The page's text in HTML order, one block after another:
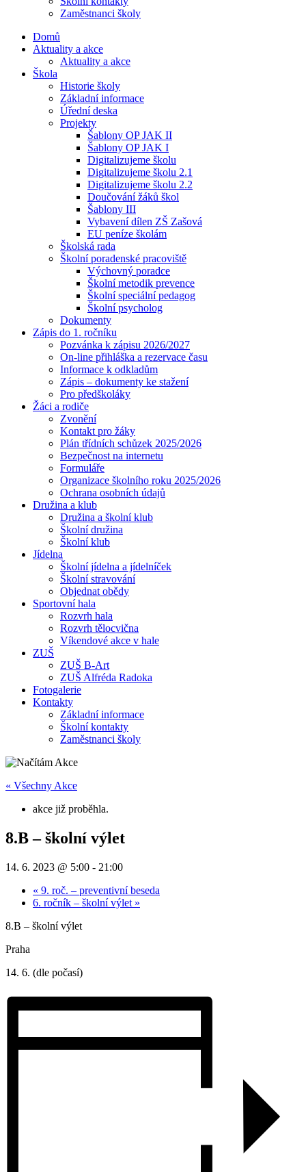
Zaměstnanci školy
Domů
Aktuality a akce
Aktuality a akce
Škola
Historie školy
Základní informace
Úřední deska
Projekty
Šablony OP JAK II
Šablony OP JAK I
Digitalizujeme školu
Digitalizujeme školu 2.1
Digitalizujeme školu 2.2
Doučování žáků škol
Šablony III
Vybavení dílen ZŠ Zašová
EU peníze školám
Školská rada
Školní poradenské pracoviště
Výchovný poradce
Školní metodik prevence
Školní speciální pedagog
Školní psycholog
Dokumenty
Zápis do 1. ročníku
Pozvánka k zápisu 2026/2027
On-line přihláška a rezervace času
Informace k odkladům
Zápis – dokumenty ke stažení
Pro předškoláky
Žáci a rodiče
Zvonění
Kontakt pro žáky
Plán třídních schůzek 2025/2026
Bezpečnost na internetu
Formuláře
Organizace školního roku 2025/2026
Ochrana osobních údajů
Družina a klub
Družina a školní klub
Školní družina
Školní klub
Jídelna
Školní jídelna a jídelníček
Školní stravování
Objednat obědy
Sportovní hala
Rozvrh hala
Rozvrh tělocvična
Víkendové akce v hale
ZUŠ
ZUŠ B-Art
ZUŠ Alfréda Radoka
Fotogalerie
Kontakty
Základní informace
Školní kontakty
Zaměstnanci školy
« Všechny Akce
akce již proběhla.
8.B – školní výlet
14. 6. 2023 @ 5:00 - 21:00
« 9. roč. – preventivní beseda
6. ročník – školní výlet »
8.B – školní výlet
Praha
14. 6. (dle počasí)